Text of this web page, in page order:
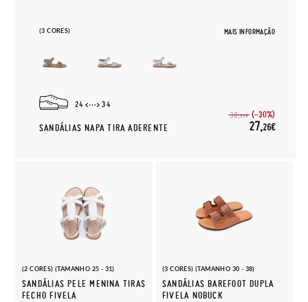
(3 CORES) MAIS INFORMAÇÃO
24 34
SANDÁLIAS NAPA TIRA ADERENTE
38,95€ (-30%)
27,26€
(2 CORES) (TAMANHO 25 - 31)
SANDÁLIAS PELE MENINA TIRAS
FECHO FIVELA
(3 CORES) (TAMANHO 30 - 38)
SANDÁLIAS BAREFOOT DUPLA
FIVELA NOBUCK